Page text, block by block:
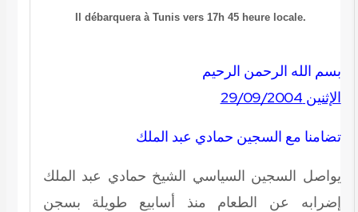
Il débarquera à Tunis vers 17h 45 heure locale.
بسم الله الرحمن الرحيم
الإثنين 29/09/2004
تضامنا مع السجين حمادي عبد الملك
يواصل السجين السياسي الشيخ حمادي عبد الملك
إضرابه عن الطعام منذ أسابيع طويلة بسجن